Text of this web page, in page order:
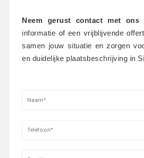
Neem gerust contact met ons
informatie of een vrijblijvende
samen jouw situatie en zorgen
en duidelijke plaatsbeschrijving in